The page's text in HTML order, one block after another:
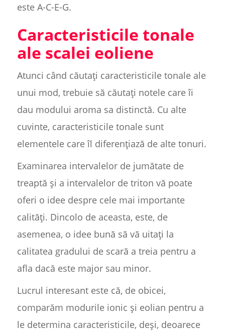
este A-C-E-G.
Caracteristicile tonale
ale scalei eoliene
Atunci când căutați caracteristicile tonale ale
unui mod, trebuie să căutați notele care îi
dau modului aroma sa distinctă. Cu alte
cuvinte, caracteristicile tonale sunt
elementele care îl diferențiază de alte tonuri.
Examinarea intervalelor de jumătate de
treaptă și a intervalelor de triton vă poate
oferi o idee despre cele mai importante
calități. Dincolo de aceasta, este, de
asemenea, o idee bună să vă uitați la
calitatea gradului de scară a treia pentru a
afla dacă este major sau minor.
Lucrul interesant este că, de obicei,
comparăm modurile ionic și eolian pentru a
le determina caracteristicile, deși, deoarece